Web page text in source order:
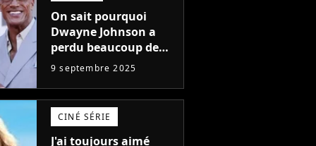
On sait pourquoi
Dwayne Johnson a
perdu beaucoup de
poids et c'est pour
une raison
importante
9 septembre 2025
CINÉ SÉRIE
J'ai toujours aimé